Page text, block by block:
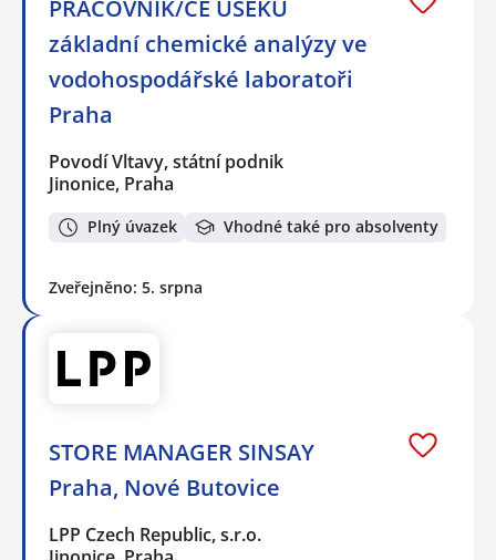
PRACOVNÍK/CE ÚSEKU
základní chemické analýzy ve
vodohospodářské laboratoři
Praha
Povodí Vltavy, státní podnik
Jinonice, Praha
Plný úvazek Vhodné také pro absolventy
Zveřejněno: 5. srpna
STORE MANAGER SINSAY
Praha, Nové Butovice
LPP Czech Republic, s.r.o.